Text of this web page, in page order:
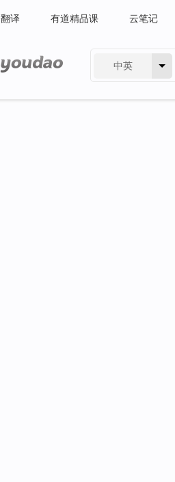
翻译 有道精品课 云笔记
中英